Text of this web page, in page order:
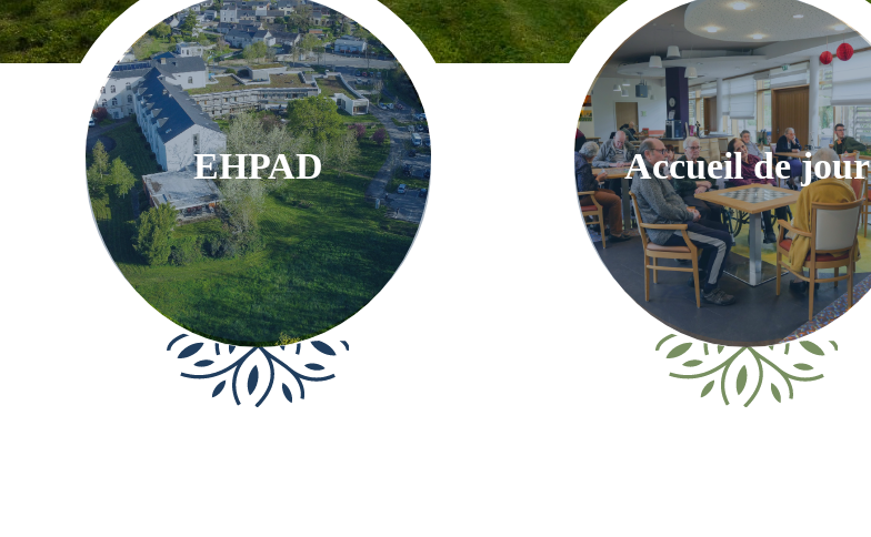
EHPAD Accueil de jour